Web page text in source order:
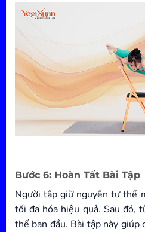
Bước 6: Hoàn Tất Bài Tập
Người tập giữ nguyên tư thế
tối đa hóa hiệu quả. Sau đó,
thế ban đầu. Bài tập này